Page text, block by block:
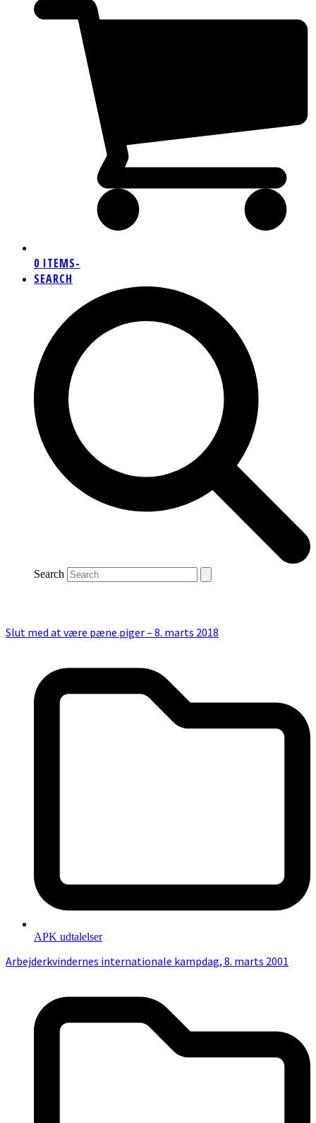
0 ITEMS-
SEARCH
Search
Slut med at være pæne piger – 8. marts 2018
APK udtalelser
Arbejderkvindernes internationale kampdag, 8. marts 2001